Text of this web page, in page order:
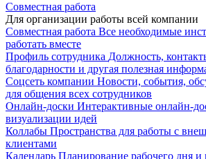
Совместная работа
Для организации работы всей компании
Совместная работа Все необходимые
работать вместе
Профиль сотрудника Должность,
благодарности и другая полезная
Соцсеть компании Новости, события,
для общения всех сотрудников
Онлайн-доски Интерактивные онлайн-
визуализации идей
Коллабы Пространства для работы с
клиентами
Календарь Планирование рабочего дня и